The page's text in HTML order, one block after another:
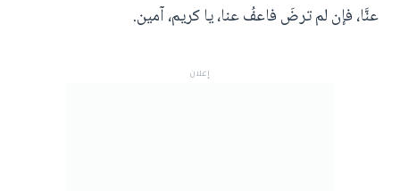
عنَّا، فإن لم ترضَ فاعفُ عنا، يا كريم، آمين.
إعلان